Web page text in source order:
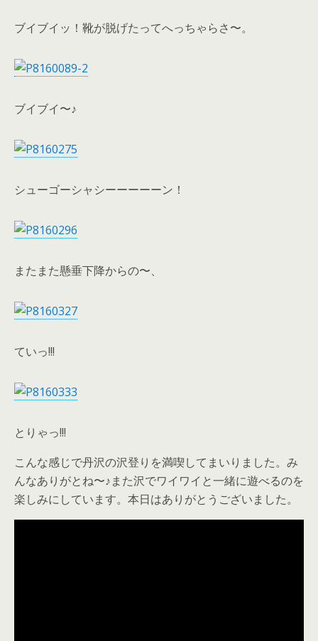
ブイブイッ！靴が脱げたってへっちゃらさ〜。
ブイブイ〜♪
シューゴーシャシーーーーーン！
またまた懸垂下降からの〜、
ていっ!!!
とりゃっ!!!
こんな感じで丹沢の沢登りを満喫してまいりました。み
んなありがとね〜♪また沢でワイワイと一緒に遊べるのを
楽しみにしています。本日はありがとうございました。